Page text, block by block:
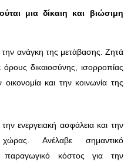
μια δίκαιη και βιώσιμη
την ανάγκη της μετάβασης. Ζητά
δικαιοσύνης, ισορροπίας
και την κοινωνία της
ενεργειακή ασφάλεια και την
Ανέλαβε σημαντικό
παραγωγικό κόστος για την